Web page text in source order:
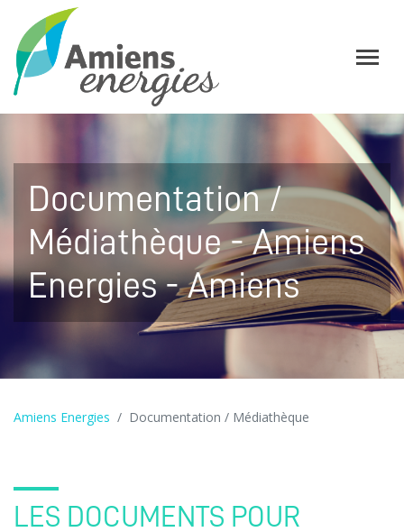
Documentation /
Médiathèque - Amiens
Energies - Amiens
Amiens Energies Documentation / Médiathèque
LES DOCUMENTS POUR